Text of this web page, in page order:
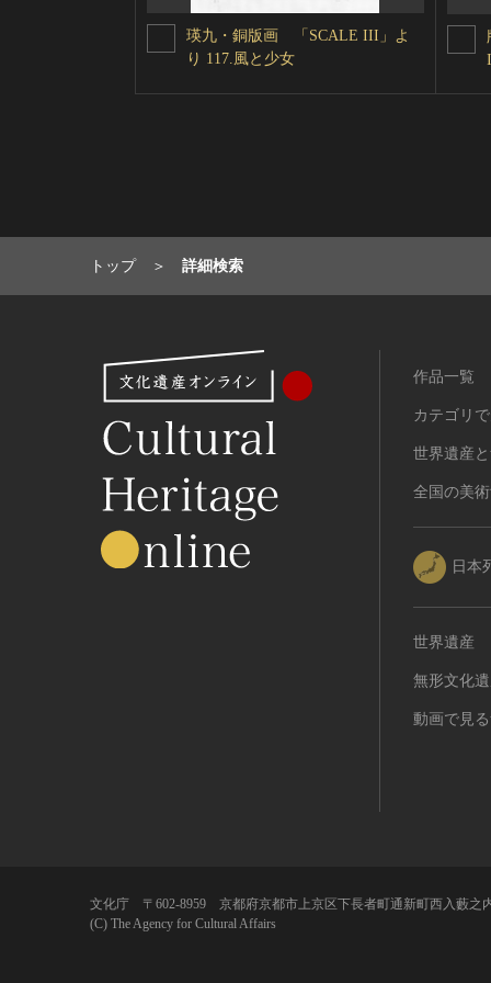
瑛九・銅版画 「SCALE III」よ
り 117.風と少女
トップ 詳細検索
作品一覧
カテゴリ
世界遺産
全国の美
日本
世界遺産
無形文化
動画で見
文化庁 〒602-8959 京都府京都市上京区下長者町通新町西入藪之
(C) The Agency for Cultural Affairs